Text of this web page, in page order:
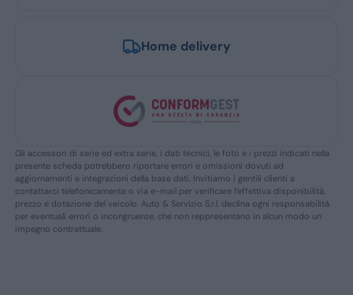
Home delivery
Gli accessori di serie ed extra serie, i dati tecnici, le foto e i prezzi indicati nella
presente scheda potrebbero riportare errori e omissioni dovuti ad
aggiornamenti e integrazioni della base dati. Invitiamo i gentili clienti a
contattarci telefonicamente o via e-mail per verificare l’effettiva disponibilità,
prezzo e dotazione del veicolo. Auto & Servizio S.r.l. declina ogni responsabilità
per eventuali errori o incongruenze, che non reppresentano in alcun modo un
impegno contrattuale.